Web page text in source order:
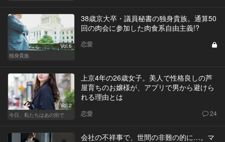
Vol.6
独身貴族
38歳京大卒・議員秘書の独身貴族。通算50
回の肉会に参加した肉食系自由主義!?
恋愛
Vol.2
今日、私たちはあの街で
上京4年の26歳女子。美人で性格良しの芦
屋育ちのお嬢様が、アプリで男から避けら
れる理由とは
恋愛 24
会社の不祥事で、世間の非難の的に…。マ